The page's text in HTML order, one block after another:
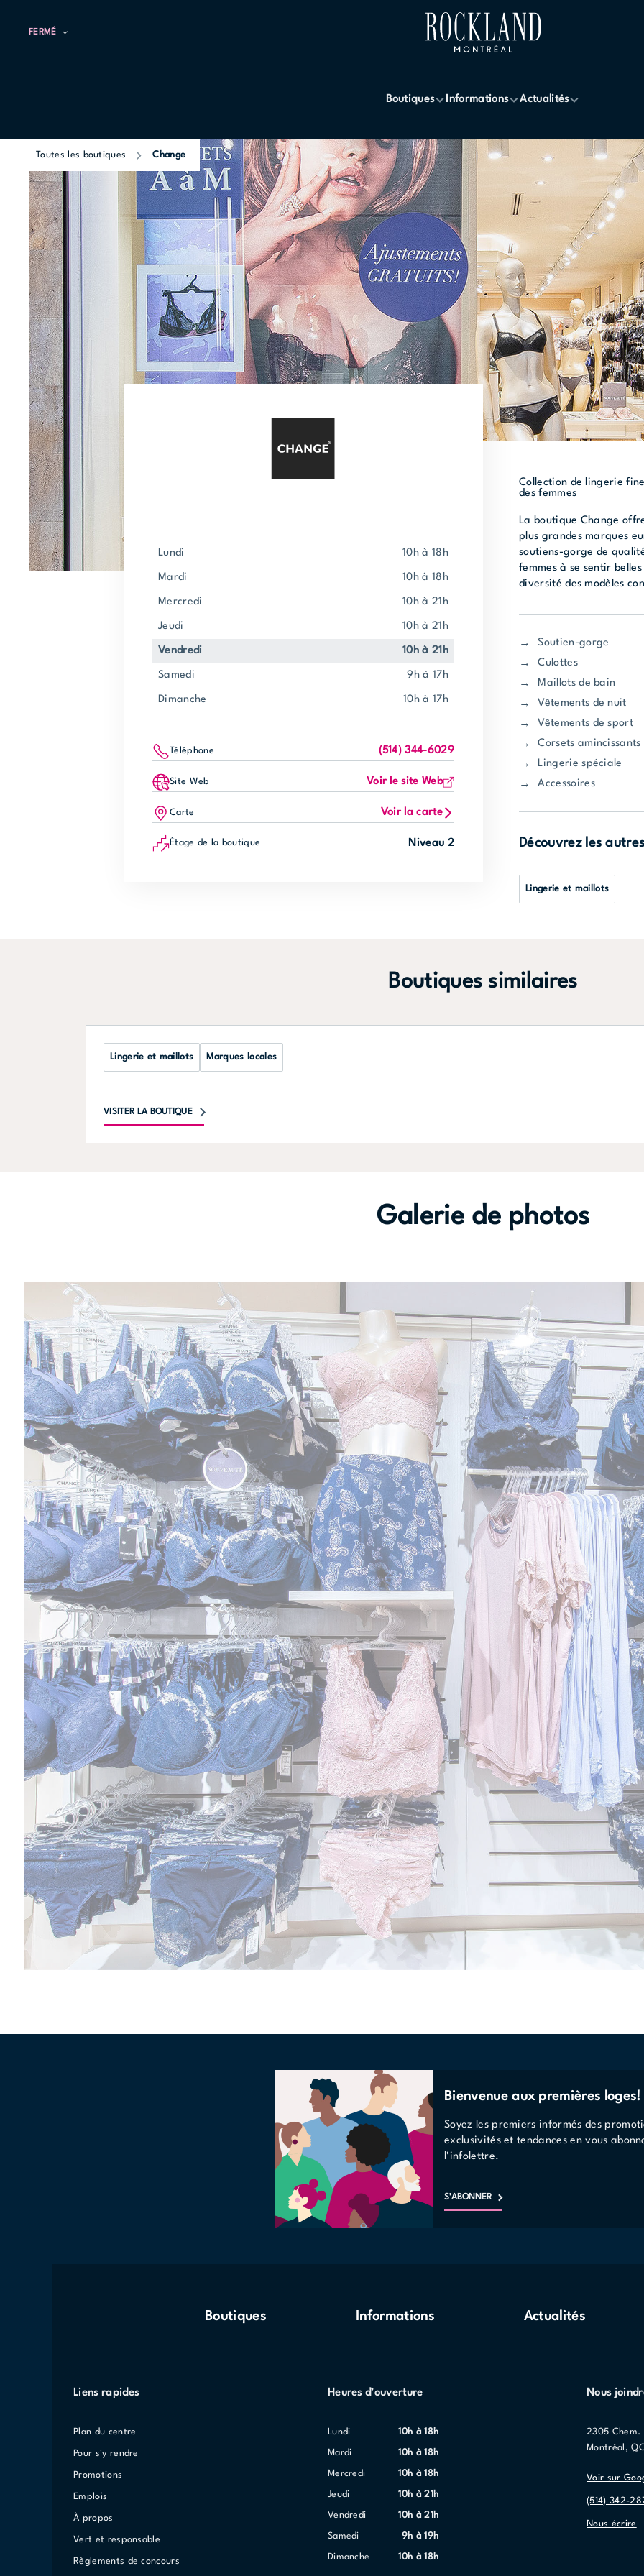
FERMÉ
Boutiques Informations Actualités
Toutes les boutiques Change
lundi 10h à 18h
mardi 10h à 18h
mercredi 10h à 21h
jeudi 10h à 21h
vendredi 10h à 21h
samedi 9h à 17h
dimanche 10h à 17h
Téléphone (514) 344-6029
Site Web Voir le site Web
Carte Voir la carte
Étage de la boutique Niveau 2
Collection de lingerie
des femmes
La boutique Change
plus grandes marques
soutiens-gorge de
femmes à se sentir
diversité des modèles
Soutien-gorge
Culottes
Maillots de bain
Vêtements de nuit
Vêtements de sport
Corsets amincissants
Lingerie spéciale
Accessoires
Découvrez les
Lingerie et maillots
Boutiques similaires
Lingerie et maillots Marques locales
VISITER LA BOUTIQUE
Galerie de photos
Bienvenue aux premières loges!
Soyez les premiers informés des
exclusivités et tendances en vous
l'infolettre.
S’ABONNER
Boutiques Informations Actualités
Liens rapides
Plan du centre
Pour s'y rendre
Promotions
Emplois
À propos
Vert et responsable
Règlements de concours
Heures d’ouverture
lundi 10h à 18h
mardi 10h à 18h
mercredi 10h à 18h
jeudi 10h à 21h
vendredi 10h à 21h
samedi 9h à 19h
dimanche 10h à 18h
Nous
2305 Chem.
Montréal,
Voir sur
(514) 342-
Nous écrire